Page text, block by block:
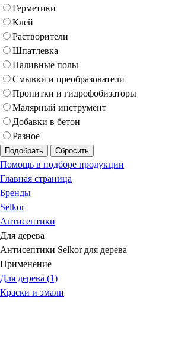
Герметики
Клей
Растворители
Шпатлевка
Наливные полы
Смывки и преобразователи
Пропитки и гидрофобизаторы
Малярный инструмент
Добавки в бетон
Разное
Подобрать Сбросить
Помощь в подборе продукции
Главная страница
Бренды
Selkor
Антисептики
Для дерева
Антисептики Selkor для дерева
Применение
Для дерева (1)
Краски и эмали